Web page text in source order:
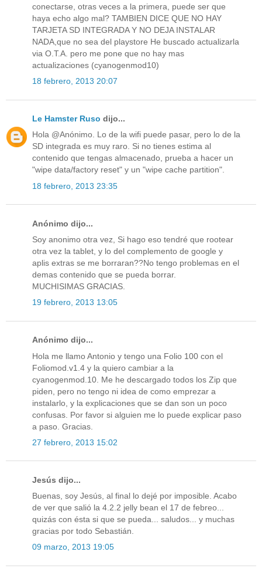
conectarse, otras veces a la primera, puede ser que
haya echo algo mal? TAMBIEN DICE QUE NO HAY
TARJETA SD INTEGRADA Y NO DEJA INSTALAR
NADA,que no sea del playstore He buscado actualizarla
via O.T.A. pero me pone que no hay mas
actualizaciones (cyanogenmod10)
18 febrero, 2013 20:07
Le Hamster Ruso dijo...
Hola @Anónimo. Lo de la wifi puede pasar, pero lo de la
SD integrada es muy raro. Si no tienes estima al
contenido que tengas almacenado, prueba a hacer un
"wipe data/factory reset" y un "wipe cache partition".
18 febrero, 2013 23:35
Anónimo dijo...
Soy anonimo otra vez, Si hago eso tendré que rootear
otra vez la tablet, y lo del complemento de google y
aplis extras se me borraran??No tengo problemas en el
demas contenido que se pueda borrar.
MUCHISIMAS GRACIAS.
19 febrero, 2013 13:05
Anónimo dijo...
Hola me llamo Antonio y tengo una Folio 100 con el
Foliomod.v1.4 y la quiero cambiar a la
cyanogenmod.10. Me he descargado todos los Zip que
piden, pero no tengo ni idea de como emprezar a
instalarlo, y la explicaciones que se dan son un poco
confusas. Por favor si alguien me lo puede explicar paso
a paso. Gracias.
27 febrero, 2013 15:02
Jesús dijo...
Buenas, soy Jesús, al final lo dejé por imposible. Acabo
de ver que salió la 4.2.2 jelly bean el 17 de febreo...
quizás con ésta si que se pueda... saludos... y muchas
gracias por todo Sebastián.
09 marzo, 2013 19:05